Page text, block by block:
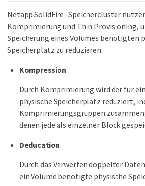
Netapp SolidFire -Speichercluster
Komprimierung und Thin Provisioning,
Speicherung eines Volumes benötigten
Speicherplatz zu reduzieren.
Kompression
Durch Komprimierung wird der für
physische Speicherplatz reduziert,
Komprimierungsgruppen
denen jede als einzelner Block
Deducation
Durch das Verwerfen doppelter
ein Volume benötigte physische